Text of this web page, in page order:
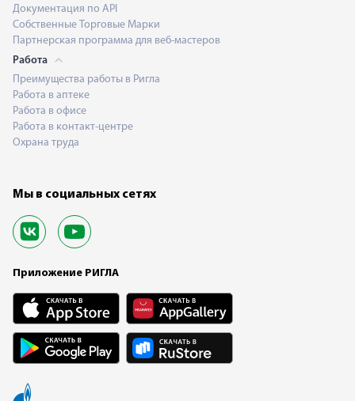
Документация по API
Собственные Торговые Марки
Партнерская программа для веб-мастеров
Работа
Преимущества работы в Ригла
Работа в аптеке
Работа в офисе
Работа в контакт-центре
Охрана труда
Мы в социальных сетях
Приложение РИГЛА